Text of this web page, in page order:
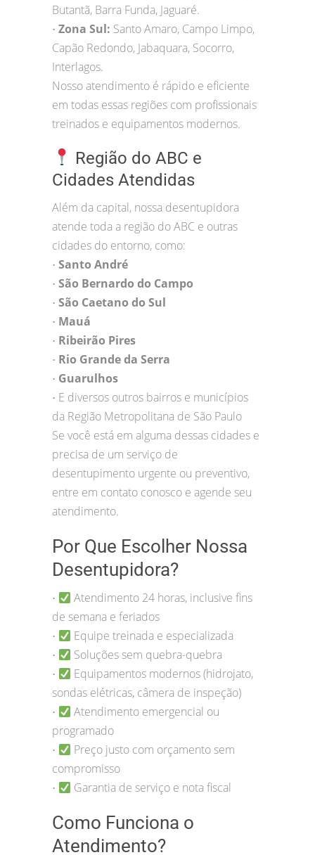
Butantã, Barra Funda, Jaguaré.
• Zona Sul: Santo Amaro, Campo Limpo,
Capão Redondo, Jabaquara, Socorro,
Interlagos.
Nosso atendimento é rápido e eficiente
em todas essas regiões com profissionais
treinados e equipamentos modernos.
Região do ABC e
Cidades Atendidas
Além da capital, nossa desentupidora
atende toda a região do ABC e outras
cidades do entorno, como:
• Santo André
• São Bernardo do Campo
• São Caetano do Sul
• Mauá
• Ribeirão Pires
• Rio Grande da Serra
• Guarulhos
• E diversos outros bairros e municípios
da Região Metropolitana de São Paulo
Se você está em alguma dessas cidades e
precisa de um serviço de
desentupimento urgente ou preventivo,
entre em contato conosco e agende seu
atendimento.
Por Que Escolher Nossa
Desentupidora?
•
Atendimento 24 horas, inclusive fins
de semana e feriados
• Equipe treinada e especializada
• Soluções sem quebra-quebra
•
Equipamentos modernos (hidrojato,
sondas elétricas, câmera de inspeção)
•
Atendimento emergencial ou
programado
•
Preço justo com orçamento sem
compromisso
• Garantia de serviço e nota fiscal
Como Funciona o
Atendimento?